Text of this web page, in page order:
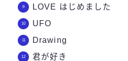
LOVE はじめました
UFO
Drawing
君が好き